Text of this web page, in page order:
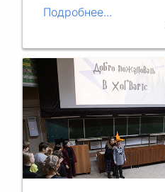
Подробнее...